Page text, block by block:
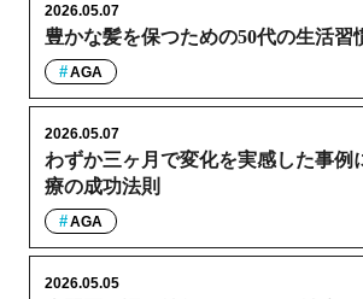
豊かな髪を保つための50代の生活習
2026.05.07
AGA
わずか三ヶ月で変化を実感した事例
療の成功法則
2026.05.07
AGA
2026.05.05